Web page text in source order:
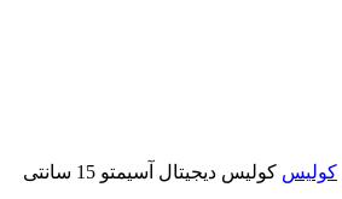
کولیس
کولیس دیجیتال آسیمتو 15 سانتی